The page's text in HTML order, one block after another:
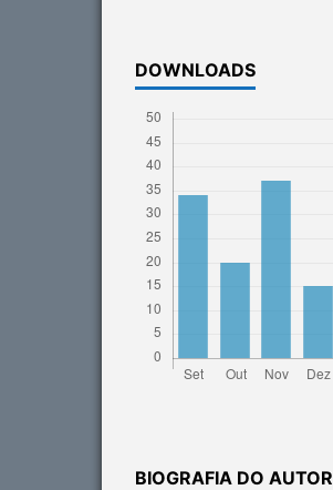
DOWNLOADS
BIOGRAFIA DO AUTOR